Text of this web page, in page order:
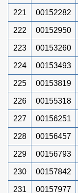
221 00152282
222 00152950
223 00153260
224 00153493
225 00153819
226 00155318
227 00156251
228 00156457
229 00156793
230 00157842
231 00157977